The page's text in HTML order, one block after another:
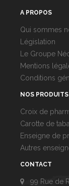
A PROPOS
Qui sommes
Législation
Le Groupe
Mentions
Conditions
NOS PRODUITS
Croix de
Carotte de
Enseigne de
Autres
CONTACT
99 Rue de